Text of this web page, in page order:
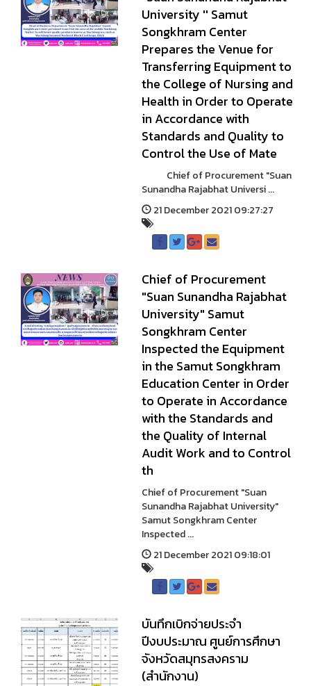
University '' Samut
Songkhram Center
Prepares the Venue for
Transferring Equipment to
the College of Nursing and
Health in Order to Operate
in Accordance with
Standards and Quality to
Control the Use of Mate
Chief of Procurement "Suan
Sunandha Rajabhat Universi ...
21 December 2021 09:27:27
Chief of Procurement
"Suan Sunandha Rajabhat
University" Samut
Songkhram Center
Inspected the Equipment
in the Samut Songkhram
Education Center in Order
to Operate in Accordance
with the Standards and
the Quality of Internal
Audit Work and to Control
th
Chief of Procurement "Suan
Sunandha Rajabhat University"
Samut Songkhram Center
Inspected ...
21 December 2021 09:18:01
บันทึกเบิกจ่ายประจำ
ปีงบประมาณ ศูนย์การศึกษา
จังหวัดสมุทรสงคราม
(สำนักงาน)